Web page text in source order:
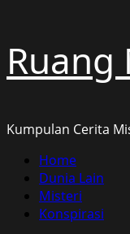
to
content
Ruang
Kumpulan Cerita
Primary
Menu
Home
Dunia Lain
Misteri
Konspirasi